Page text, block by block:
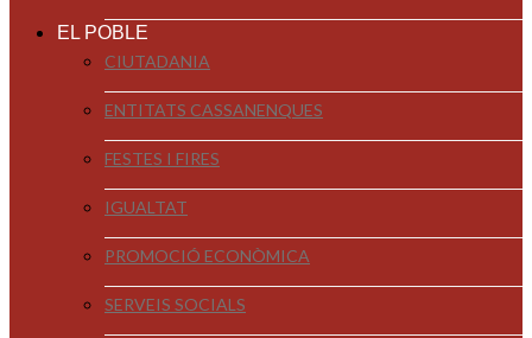
EL POBLE
CIUTADANIA
ENTITATS CASSANENQUES
FESTES I FIRES
IGUALTAT
PROMOCIÓ ECONÒMICA
SERVEIS SOCIALS